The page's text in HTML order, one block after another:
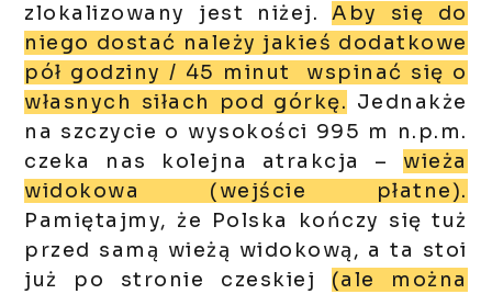
zlokalizowany jest niżej.Aby się do
niego dostać należy jakieś dodatkowe
pół godziny / 45 minut wspinać się o
własnych siłach pod górkę. Jednakże
na szczycie o wysokości 995 m n.p.m.
czeka nas kolejna atrakcja – wieża
widokowa (wejście płatne).
Pamiętajmy, że Polska kończy się tuż
przed samą wieżą widokową, a ta stoi
już po stronie czeskiej (ale można